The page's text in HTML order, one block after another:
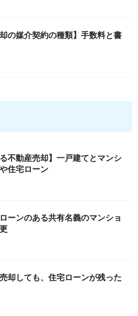
却の媒介契約の種類】手数料と書
る不動産売却】一戸建てとマンシ
住宅ローン
ーンのある共有名義のマンショ
却しても、住宅ローンが残った